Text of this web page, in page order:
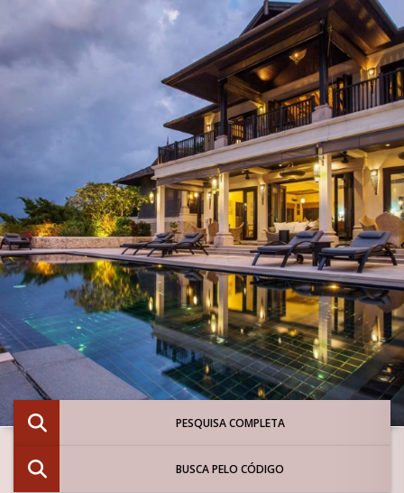
PESQUISA COMPLETA
BUSCA PELO CÓDIGO